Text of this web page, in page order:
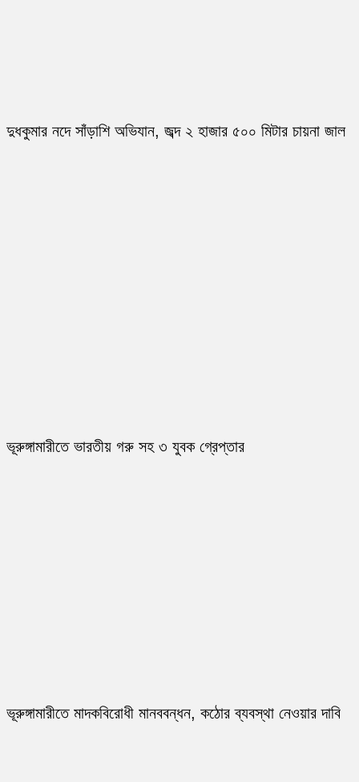
দুধকুমার নদে সাঁড়াশি অভিযান, জব্দ ২ হাজার ৫০০ মিটার চায়না জাল
ভূরুঙ্গামারীতে ভারতীয় গরু সহ ৩ যুবক গ্রেপ্তার
ভূরুঙ্গামারীতে মাদকবিরোধী মানববন্ধন, কঠোর ব্যবস্থা নেওয়ার দাবি